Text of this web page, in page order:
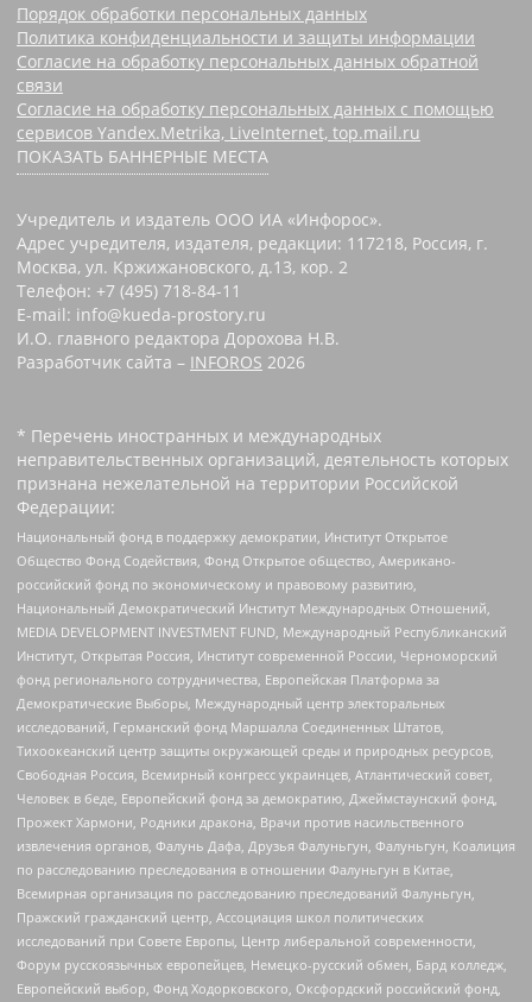
Порядок обработки персональных данных
Политика конфиденциальности и защиты информации
Согласие на обработку персональных данных обратной
связи
Согласие на обработку персональных данных с помощью
сервисов Yandex.Metrika, LiveInternet, top.mail.ru
ПОКАЗАТЬ БАННЕРНЫЕ МЕСТА
Учредитель и издатель ООО ИА «Инфорос».
Адрес учредителя, издателя, редакции: 117218, Россия, г.
Москва, ул. Кржижановского, д.13, кор. 2
Телефон: +7 (495) 718-84-11
E-mail: info@kueda-prostory.ru
И.О. главного редактора Дорохова Н.В.
Разработчик сайта – INFOROS 2026
* Перечень иностранных и международных
неправительственных организаций, деятельность которых
признана нежелательной на территории Российской
Федерации:
Национальный фонд в поддержку демократии, Институт Открытое
Общество Фонд Содействия, Фонд Открытое общество, Американо-
российский фонд по экономическому и правовому развитию,
Национальный Демократический Институт Международных Отношений,
MEDIA DEVELOPMENT INVESTMENT FUND, Международный Республиканский
Институт, Открытая Россия, Институт современной России, Черноморский
фонд регионального сотрудничества, Европейская Платформа за
Демократические Выборы, Международный центр электоральных
исследований, Германский фонд Маршалла Соединенных Штатов,
Тихоокеанский центр защиты окружающей среды и природных ресурсов,
Свободная Россия, Всемирный конгресс украинцев, Атлантический совет,
Человек в беде, Европейский фонд за демократию, Джеймстаунский фонд,
Прожект Хармони, Родники дракона, Врачи против насильственного
извлечения органов, Фалунь Дафа, Друзья Фалуньгун, Фалуньгун, Коалиция
по расследованию преследования в отношении Фалуньгун в Китае,
Всемирная организация по расследованию преследований Фалуньгун,
Пражский гражданский центр, Ассоциация школ политических
исследований при Совете Европы, Центр либеральной современности,
Форум русскоязычных европейцев, Немецко-русский обмен, Бард колледж,
Европейский выбор, Фонд Ходорковского, Оксфордский российский фонд,